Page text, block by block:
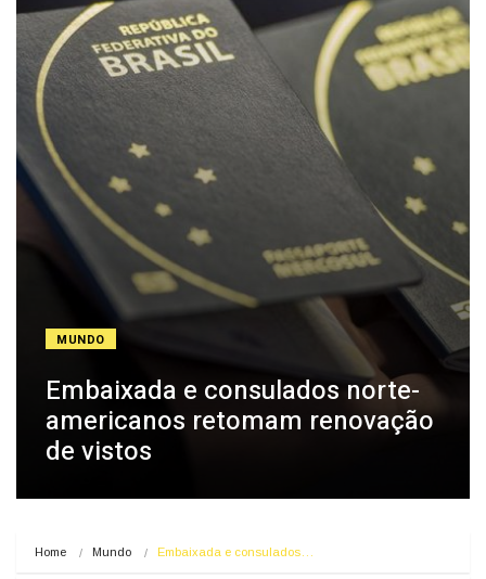
MUNDO
Embaixada e consulados norte-
americanos retomam renovação
de vistos
Home Mundo Embaixada e consulados…